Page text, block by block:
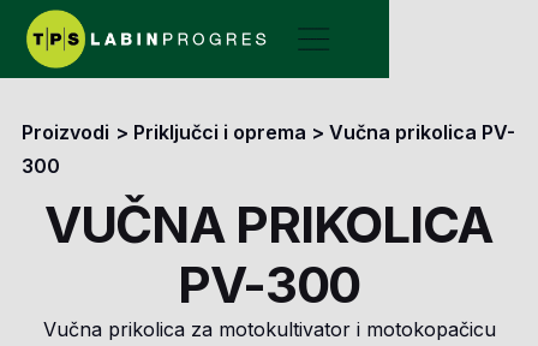
Proizvodi > Priključci i oprema > Vučna prikolica PV-
300
VUČNA PRIKOLICA
PV-300
Vučna prikolica za motokultivator i motokopačicu